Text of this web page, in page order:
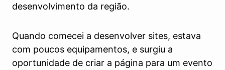
desenvolvimento da região.
Quando comecei a desenvolver sites, estava
com poucos equipamentos, e surgiu a
oportunidade de criar a página para um evento